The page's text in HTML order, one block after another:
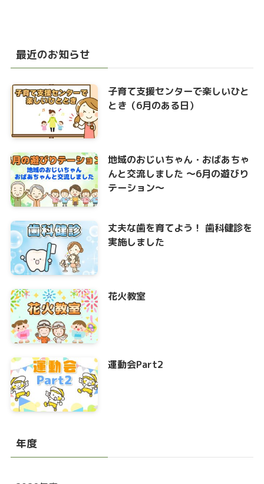
最近のお知らせ
子育て支援センターで楽しいひと
とき（6月のある日）
地域のおじいちゃん・おばあちゃ
んと交流しました ～6月の遊びり
テーション～
丈夫な歯を育てよう！ 歯科健診を
実施しました
花火教室
運動会Part2
年度